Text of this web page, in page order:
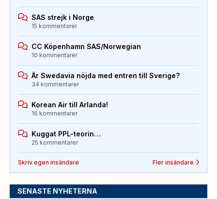
SAS strejk i Norge
15 kommentarer
CC Köpenhamn SAS/Norwegian
10 kommentarer
Är Swedavia nöjda med entren till Sverige?
34 kommentarer
Korean Air till Arlanda!
16 kommentarer
Kuggat PPL-teorin…
25 kommentarer
Skriv egen insändare Fler insändare
SENASTE NYHETERNA